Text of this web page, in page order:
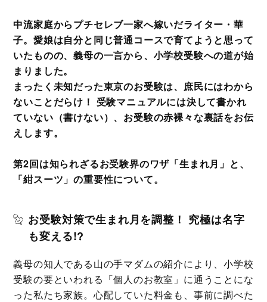
中流家庭からプチセレブ一家へ嫁いだライター・華
子。愛娘は自分と同じ普通コースで育てようと思って
いたものの、義母の一言から、小学校受験への道が始
まりました。
まったく未知だった東京のお受験は、庶民にはわから
ないことだらけ！ 受験マニュアルには決して書かれ
ていない（書けない）、お受験の赤裸々な裏話をお伝
えします。
第2回は知られざるお受験界のワザ「生まれ月」と、
「紺スーツ」の重要性について。
お受験対策で生まれ月を調整！ 究極は名字
も変える!?
義母の知人である山の手マダムの紹介により、小学校
受験の要といわれる「個人のお教室」に通うことにな
った私たち家族。心配していた料金も、事前に調べた